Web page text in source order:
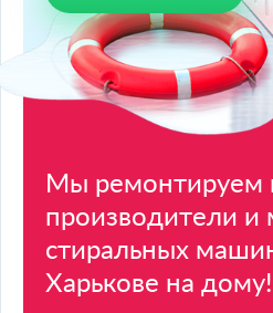
Мы ремонтируем
производители и
стиральных
Харькове на дому!